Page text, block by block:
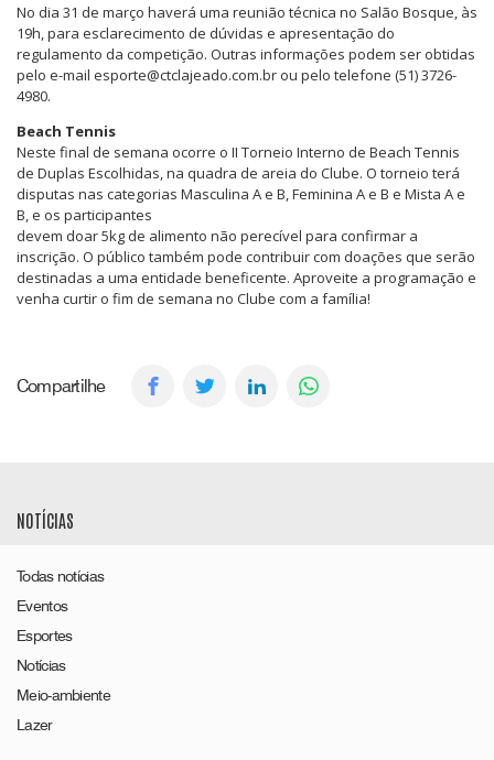
No dia 31 de março haverá uma reunião técnica no Salão Bosque, às
19h, para esclarecimento de dúvidas e apresentação do
regulamento da competição. Outras informações podem ser obtidas
pelo e-mail esporte@ctclajeado.com.br ou pelo telefone (51) 3726-
4980.
Beach Tennis
Neste final de semana ocorre o II Torneio Interno de Beach Tennis
de Duplas Escolhidas, na quadra de areia do Clube. O torneio terá
disputas nas categorias Masculina A e B, Feminina A e B e Mista A e
B, e os participantes
devem doar 5kg de alimento não perecível para confirmar a
inscrição. O público também pode contribuir com doações que serão
destinadas a uma entidade beneficente. Aproveite a programação e
venha curtir o fim de semana no Clube com a família!
Compartilhe
NOTÍCIAS
Todas notícias
Eventos
Esportes
Notícias
Meio-ambiente
Lazer